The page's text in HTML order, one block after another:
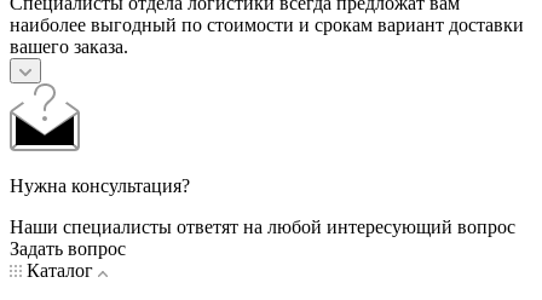
наиболее выгодный по стоимости и срокам вариант доставки
вашего заказа.
Нужна консультация?
Наши специалисты ответят на любой интересующий вопрос
Задать вопрос
Каталог